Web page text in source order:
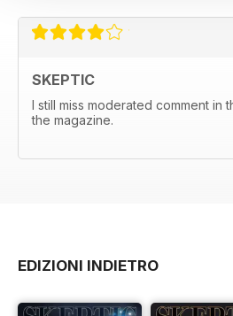
SKEPTIC
I still miss moderated comment in
the magazine.
EDIZIONI INDIETRO